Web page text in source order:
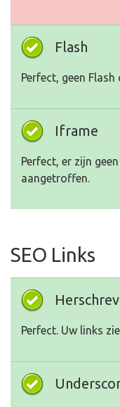
Flash
Perfect, geen
Iframe
Perfect, er zijn
aangetroffen.
SEO Links
Perfect. Uw links